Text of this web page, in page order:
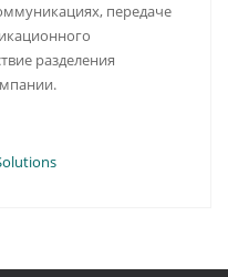
передаче
разделения